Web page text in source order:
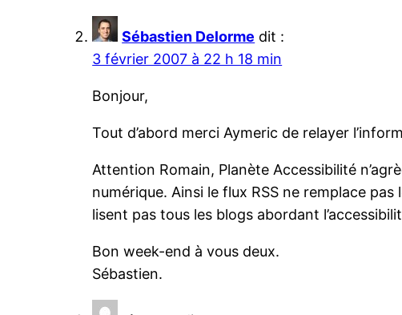
Sébastien Delorme dit :
3 février 2007 à 22 h 18 min
Bonjour,
Tout d’abord merci Aymeric de relayer
Attention Romain, Planète Accessibilité
numérique. Ainsi le flux RSS ne remplace
lisent pas tous les blogs abordant
Bon week-end à vous deux.
Sébastien.